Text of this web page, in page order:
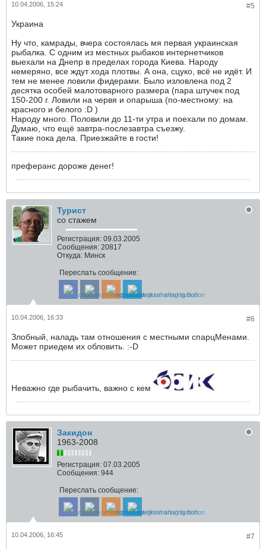
#5
10.04.2006, 15:24
Украина
Ну что, камрады, вчера состоялась мя первая украинская
рыбалка. С одним из местных рыбаков интернетчиков
выехали на Днепр в пределах города Киева. Народу
немеряно, все ждут хода плотвы. А она, сцуко, всё не идёт. И
тем не менее ловили фидерами. Было изловлена под 2
десятка особей малотоварного размера (пара штучек под
150-200 г. Ловили на червя и опарыша (по-местному: на
красного и белого :D )
Народу много. Половили до 11-ти утра и поехали по домам.
Думаю, что ещё завтра-послезавтра съезжу.
Такие пока дела. Приезжайте в гости!
преферанс дороже денег!
Турист
со стажем
Регистрация: 09.03.2005
Сообщения: 20817
Откуда: Минск
Переслать сообщение:
#6
10.04.2006, 16:33
Злобный, наладь там отношения с местными спарцМенами.
Может приедем их обловить. :-D
Неважно где рыбачить, важно с кем
Закидон
1963-2008
Регистрация: 07.03.2005
Сообщения: 944
Переслать сообщение:
#7
10.04.2006, 16:45